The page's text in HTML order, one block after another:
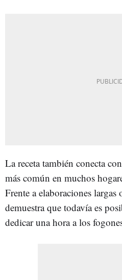
La receta también conecta
más común en muchos
Frente a elaboraciones largas
demuestra que todavía es
dedicar una hora a los